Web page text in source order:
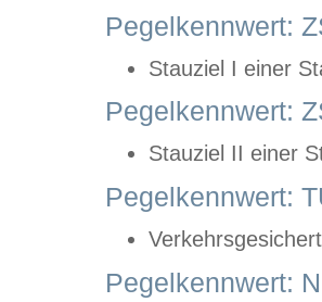
Pegelkennwert:
Stauziel I einer
Pegelkennwert:
Stauziel II einer
Pegelkennwert:
Pegelkennwert: